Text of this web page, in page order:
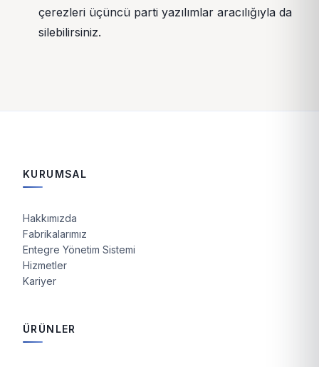
çerezleri üçüncü parti yazılımlar aracılığıyla da
silebilirsiniz.
KURUMSAL
Hakkımızda
Fabrikalarımız
Entegre Yönetim Sistemi
Hizmetler
Kariyer
ÜRÜNLER